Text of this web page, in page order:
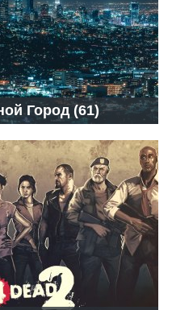
Город (61)